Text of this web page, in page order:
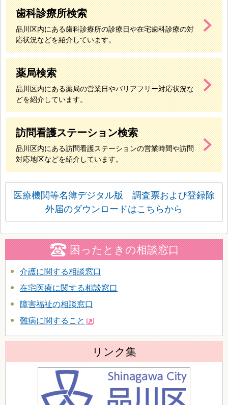
歯科診療所検索
品川区内にある歯科診療所の診療日や在宅歯科診療の対
応状況などを紹介しています。
薬局検索
品川区内にある薬局の営業日やバリアフリー対応状況な
どを紹介しています。
訪問看護ステーション検索
品川区内にある訪問看護ステーションの営業時間や訪問
対応地区などを紹介しています。
医療機関等名簿デジタル版 調査票および登録除
外届のダウンロードはこちらから
困ったときの相談窓口
介護に関する相談窓口
在宅医療に関する相談窓口
障害福祉の相談窓口
難病に関すること
リンク集